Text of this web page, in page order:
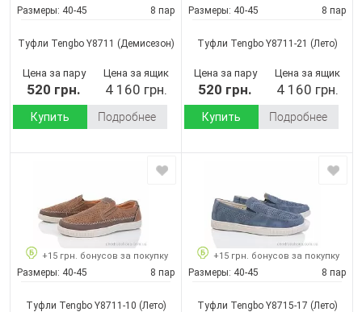
Размеры: 40-45 8 пар
Туфли Tengbo Y8711 (Демисезон)
Цена за пару
520 грн.
Цена за ящик
4 160 грн.
Купить Подробнее
Размеры: 40-45 8 пар
Туфли Tengbo Y8711-21 (Лето)
Цена за пару
520 грн.
Цена за ящик
4 160 грн.
Купить Подробнее
+15 грн. бонусов за покупку
Размеры: 40-45 8 пар
Туфли Tengbo Y8711-10 (Лето)
+15 грн. бонусов за покупку
Размеры: 40-45 8 пар
Туфли Tengbo Y8715-17 (Лето)